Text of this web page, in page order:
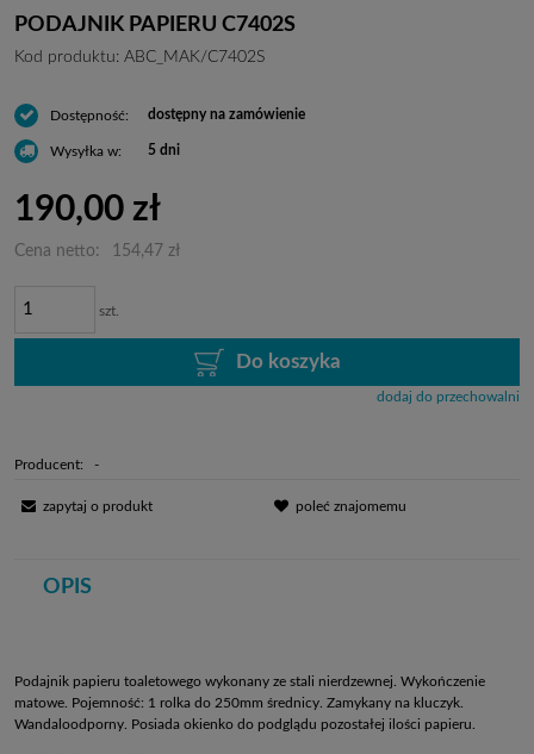
PODAJNIK PAPIERU C7402S
Kod produktu: ABC_MAK/C7402S
Dostępność: dostępny na zamówienie
Wysyłka w: 5 dni
190,00 zł
Cena netto: 154,47 zł
szt.
Do koszyka
dodaj do przechowalni
Producent: -
zapytaj o produkt poleć znajomemu
OPIS
Podajnik papieru toaletowego wykonany ze stali nierdzewnej. Wykończenie
matowe. Pojemność: 1 rolka do 250mm średnicy. Zamykany na kluczyk.
Wandaloodporny. Posiada okienko do podglądu pozostałej ilości papieru.